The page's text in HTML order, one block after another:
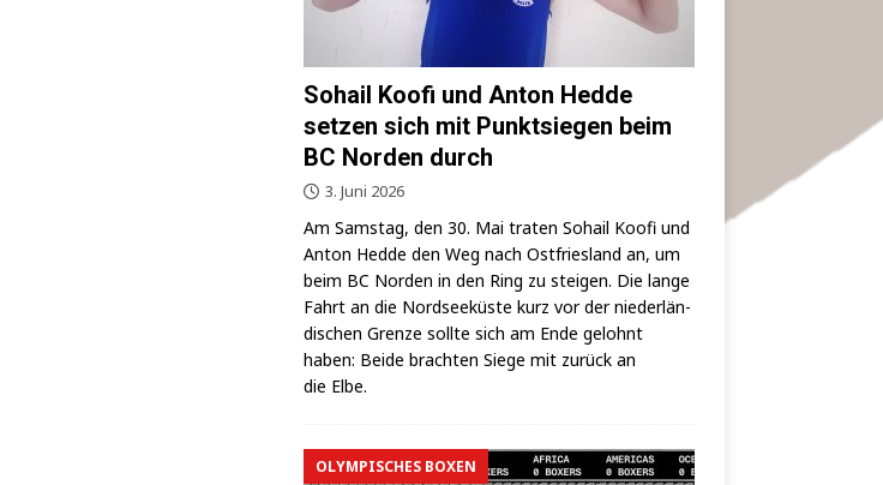
Sohail Koofi und Anton Hedde
setzen sich mit Punktsiegen beim
BC Norden durch
3. Juni 2026
Am Sams­tag, den 30. Mai tra­ten Sohail Koo­fi und
Anton Hed­de den Weg nach Ost­fries­land an, um
beim BC Nor­den in den Ring zu stei­gen. Die lan­ge
Fahrt an die Nord­see­küs­te kurz vor der nie­der­län­
di­schen Gren­ze soll­te sich am Ende gelohnt
haben: Bei­de brach­ten Sie­ge mit zurück an
die Elbe.
OLYMPISCHES BOXEN